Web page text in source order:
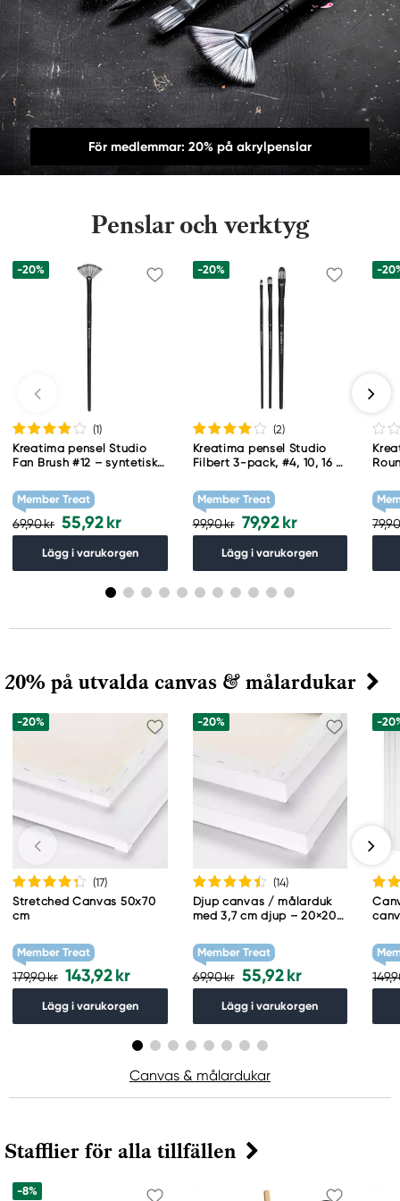
För medlemmar: 20% på akrylpenslar
Penslar och verktyg
-20%
(1)
Kreatima pensel Studio
Fan Brush #12 – syntetisk
Member Treat
69,90 kr 55,92 kr
Lägg i varukorgen
-20%
(2)
Kreatima pensel Studio
Filbert 3-pack, #4, 10, 16 –
kattunga / filbert
Member Treat
99,90 kr 79,92 kr
Lägg i varukorgen
-
20% på utvalda canvas & målardukar
-20%
(17)
Stretched Canvas 50x70
cm
Member Treat
179,90 kr 143,92 kr
Lägg i varukorgen
-20%
(14)
Djup canvas / målarduk
med 3,7 cm djup – 20×20
Member Treat
69,90 kr 55,92 kr
Lägg i varukorgen
-
Canvas & målardukar
Stafflier för alla tillfällen
-8%